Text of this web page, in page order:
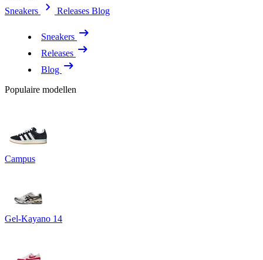
Sneakers
Releases Blog
Sneakers
Releases
Blog
Populaire modellen
Campus
Gel-Kayano 14